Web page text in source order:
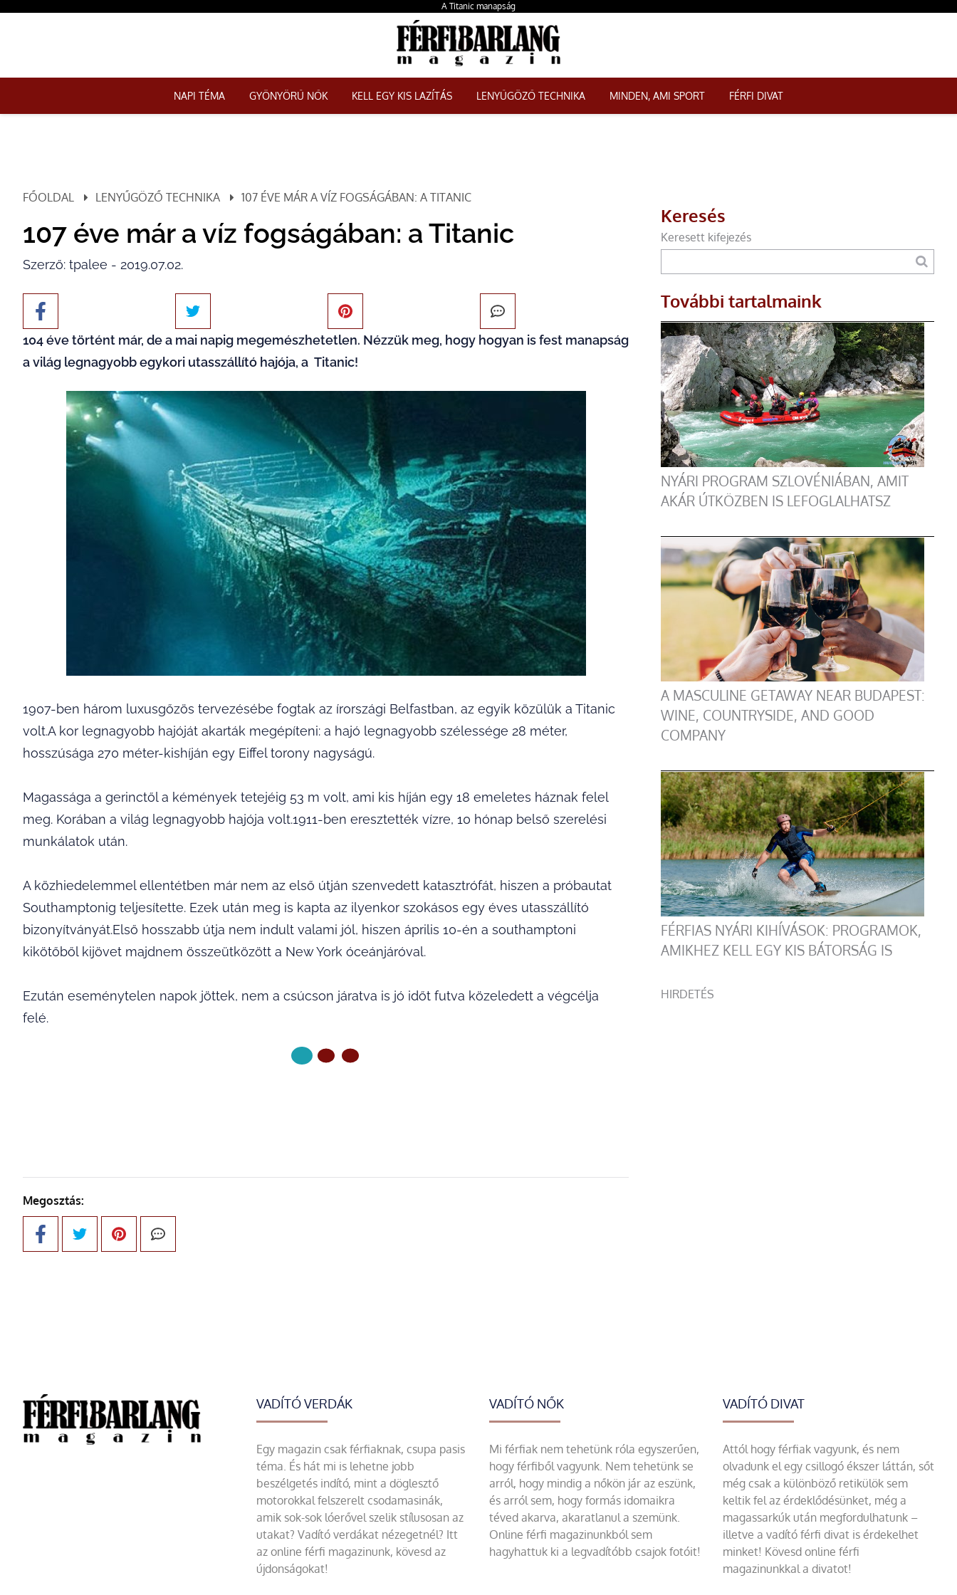
A Titanic manapság
NAPI TÉMA GYÖNYÖRŰ NŐK KELL EGY KIS LAZÍTÁS LENYŰGÖZŐ TECHNIKA MINDEN, AMI SPORT FÉRFI DIVAT
FŐOLDAL LENYŰGÖZŐ TECHNIKA 107 ÉVE MÁR A VÍZ FOGSÁGÁBAN: A TITANIC
107 éve már a víz fogságában: a Titanic
Szerző: tpalee - 2019.07.02.
104 éve történt már, de a mai napig megemészhetetlen. Nézzük meg, hogy hogyan is fest manapság
a világ legnagyobb egykori utasszállító hajója, a Titanic!
1907-ben három luxusgőzös tervezésébe fogtak az írországi Belfastban, az egyik közülük a Titanic
volt.A kor legnagyobb hajóját akarták megépíteni: a hajó legnagyobb szélessége 28 méter,
hosszúsága 270 méter-kishíján egy Eiffel torony nagyságú.
Magassága a gerinctől a kémények tetejéig 53 m volt, ami kis híján egy 18 emeletes háznak felel
meg. Korában a világ legnagyobb hajója volt.1911-ben eresztették vízre, 10 hónap belső szerelési
munkálatok után.
A közhiedelemmel ellentétben már nem az első útján szenvedett katasztrófát, hiszen a próbautat
Southamptonig teljesítette. Ezek után meg is kapta az ilyenkor szokásos egy éves utasszállító
bizonyítványát.Első hosszabb útja nem indult valami jól, hiszen április 10-én a southamptoni
kikötőből kijövet majdnem összeütközött a New York óceánjáróval.
Ezután eseménytelen napok jöttek, nem a csúcson járatva is jó időt futva közeledett a végcélja
felé.
Megosztás:
Keresés
Keresett kifejezés
További tartalmaink
NYÁRI PROGRAM SZLOVÉNIÁBAN, AMIT
AKÁR ÚTKÖZBEN IS LEFOGLALHATSZ
A MASCULINE GETAWAY NEAR BUDAPEST:
WINE, COUNTRYSIDE, AND GOOD
COMPANY
FÉRFIAS NYÁRI KIHÍVÁSOK: PROGRAMOK,
AMIKHEZ KELL EGY KIS BÁTORSÁG IS
HIRDETÉS
VADÍTÓ VERDÁK
Egy magazin csak férfiaknak, csupa pasis
téma. És hát mi is lehetne jobb
beszélgetés indító, mint a döglesztő
motorokkal felszerelt csodamasinák,
amik sok-sok lóerővel szelik stílusosan az
utakat? Vadító verdákat nézegetnél? Itt
az online férfi magazinunk, kövesd az
újdonságokat!
VADÍTÓ NŐK
Mi férfiak nem tehetünk róla egyszerűen,
hogy férfiből vagyunk. Nem tehetünk se
arról, hogy mindig a nőkön jár az eszünk,
és arról sem, hogy formás idomaikra
téved akarva, akaratlanul a szemünk.
Online férfi magazinunkból sem
hagyhattuk ki a legvadítóbb csajok fotóit!
VADÍTÓ DIVAT
Attól hogy férfiak vagyunk, és nem
olvadunk el egy csillogó ékszer láttán, sőt
még csak a különböző retikülök sem
keltik fel az érdeklődésünket, még a
magassarkúk után megfordulhatunk –
illetve a vadító férfi divat is érdekelhet
minket! Kövesd online férfi
magazinunkkal a divatot!